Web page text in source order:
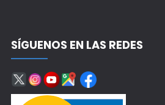
SÍGUENOS EN LAS REDES